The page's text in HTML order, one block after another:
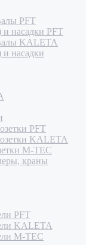
PFT
и насадки PFT
KALETA
и насадки
PFT
KALETA
M-TEC
краны
PFT
KALETA
M-TEC